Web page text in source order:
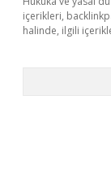
içerikleri,
halinde, ilgili